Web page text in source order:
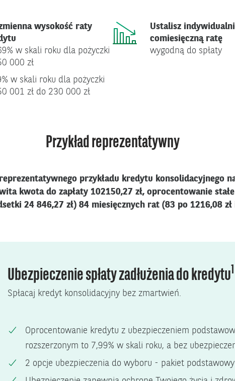
wysokość raty
w skali roku dla pożyczki
000 zł
w skali roku dla pożyczki
001 zł do 230 000 zł
Ustalisz
comiesięczną ratę
wygodną do spłaty
Przykład reprezentatywny
przykładu kredytu konsolidacyjnego
kwota do zapłaty 102150,27 zł, oprocentowanie
24 846,27 zł) 84 miesięcznych rat (83 po 1216,08 zł
Ubezpieczenie spłaty zadłużenia do kredytu1
Spłacaj kredyt konsolidacyjny bez zmartwień.
Oprocentowanie kredytu z ubezpieczeniem
rozszerzonym to 7,99% w skali roku, a bez
2 opcje ubezpieczenia do wyboru - pakiet